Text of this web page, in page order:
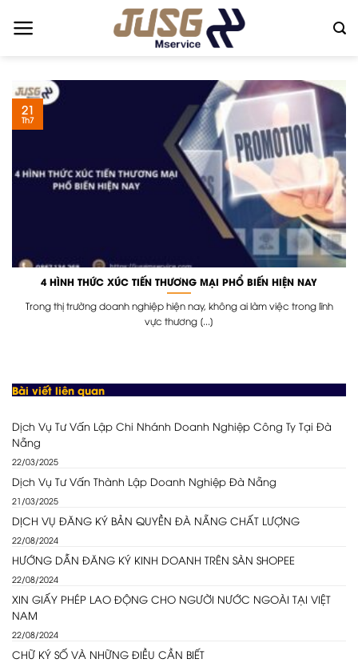
4 HÌNH THỨC XÚC TIẾN THƯƠNG MẠI PHỔ BIẾN HIỆN NAY
Trong thị trường doanh nghiệp hiện nay, không ai làm việc trong lĩnh
vực thương [...]
21
Th7
Bài viết liên quan
Dịch Vụ Tư Vấn Lập Chi Nhánh Doanh Nghiệp Công Ty Tại Đà
Nẵng
22/03/2025
Dịch Vụ Tư Vấn Thành Lập Doanh Nghiệp Đà Nẵng
21/03/2025
DỊCH VỤ ĐĂNG KÝ BẢN QUYỀN ĐÀ NẴNG CHẤT LƯỢNG
22/08/2024
HƯỚNG DẪN ĐĂNG KÝ KINH DOANH TRÊN SÀN SHOPEE
22/08/2024
XIN GIẤY PHÉP LAO ĐỘNG CHO NGƯỜI NƯỚC NGOÀI TẠI VIỆT
NAM
22/08/2024
CHỮ KÝ SỐ VÀ NHỮNG ĐIỀU CẦN BIẾT